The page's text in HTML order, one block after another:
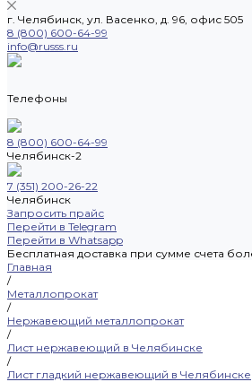
г. Челябинск, ул. Васенко, д. 96, офис 505
8 (800) 600-64-99
info@russs.ru
Телефоны
8 (800) 600-64-99
Челябинск-2
7 (351) 200-26-22
Челябинск
Запросить прайс
Перейти в Telegram
Перейти в Whatsapp
Бесплатная доставка при сумме счета
Главная
/
Металлопрокат
/
Нержавеющий металлопрокат
/
Лист нержавеющий в Челябинске
/
Лист гладкий нержавеющий в Челябинске